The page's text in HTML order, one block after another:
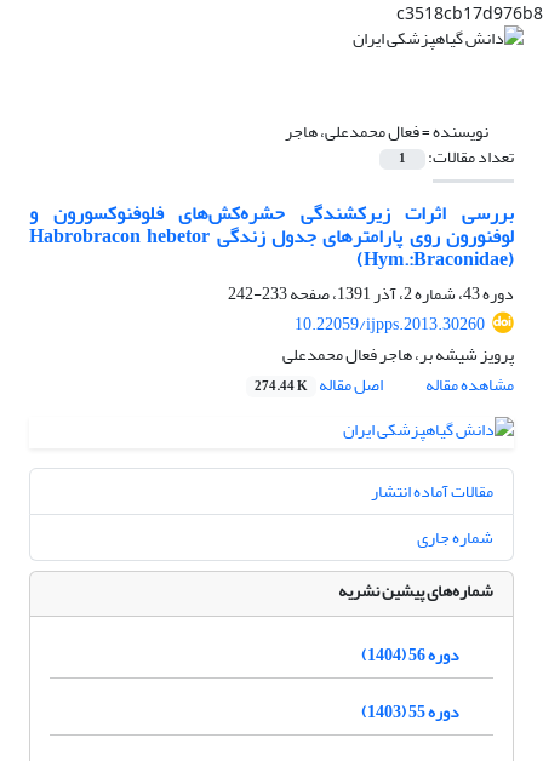
c3518cb17d976b8
نویسنده =فعال محمدعلی، هاجر
تعداد مقالات: 1
بررسی اثرات زیرکشندگی حشره‌کش‌های فلوفنوکسورون و
لوفنورون روی پارامترهای جدول زندگی Habrobracon hebetor
(Hym.:Braconidae)
دوره 43، شماره 2، آذر 1391، صفحه
233-242
10.22059/ijpps.2013.30260
پرویز شیشه بر، هاجر فعال محمدعلی
مشاهده مقاله
اصل مقاله 274.44 K
مقالات آماده انتشار
شماره جاری
شماره‌های پیشین نشریه
دوره 56 (1404)
دوره 55 (1403)